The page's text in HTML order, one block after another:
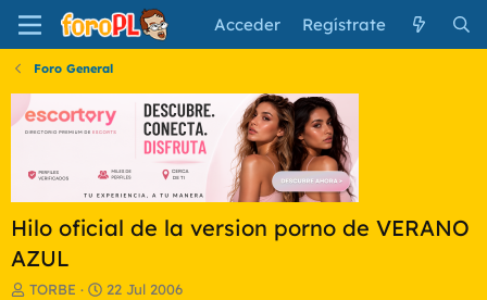
Acceder Regístrate
Foro General
Hilo oficial de la version porno de VERANO
AZUL
I
TORBE
F
22 Jul 2006